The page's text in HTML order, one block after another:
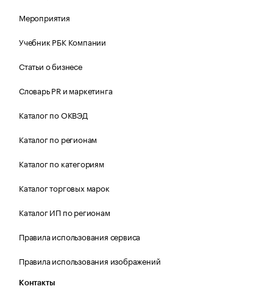
Мероприятия
Учебник РБК Компании
Статьи о бизнесе
Словарь PR и маркетинга
Каталог по ОКВЭД
Каталог по регионам
Каталог по категориям
Каталог торговых марок
Каталог ИП по регионам
Правила использования сервиса
Правила использования изображений
Контакты